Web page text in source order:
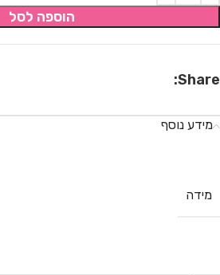
הוספה לסל
Share:
מידע נוסף
מידה